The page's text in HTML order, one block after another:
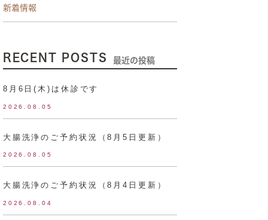
新着情報
RECENT POSTS 最近の投稿
8月6日(木)は休診です
2026.08.05
大腸洗浄のご予約状況（8月5日更新）
2026.08.05
大腸洗浄のご予約状況（8月4日更新）
2026.08.04